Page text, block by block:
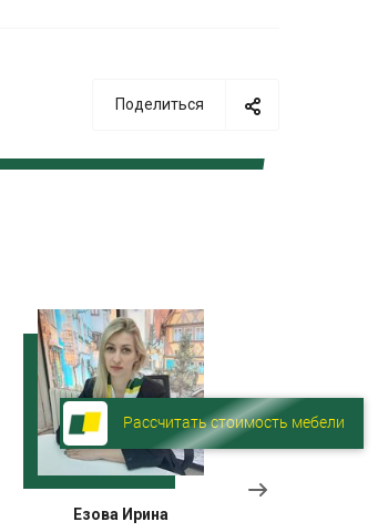
Поделиться
Езова Ирина
Рассчитать стоимость мебели